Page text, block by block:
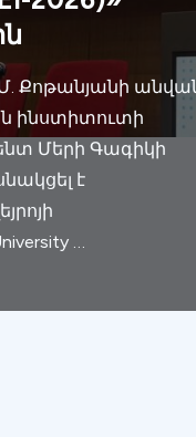
Մ. Քոթանյանի
ինստիտուտի
Մերի Գագիկի
է
…